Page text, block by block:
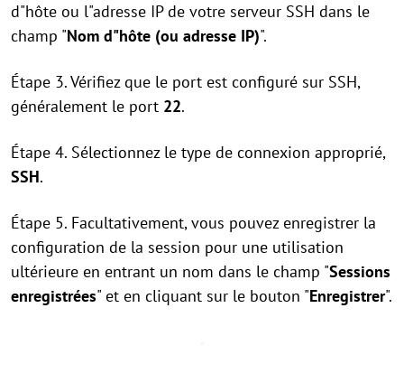
d"hôte ou l"adresse IP de votre serveur SSH dans le
champ "Nom d"hôte (ou adresse IP)".
Étape 3. Vérifiez que le port est configuré sur SSH,
généralement le port 22.
Étape 4. Sélectionnez le type de connexion approprié,
SSH.
Étape 5. Facultativement, vous pouvez enregistrer la
configuration de la session pour une utilisation
ultérieure en entrant un nom dans le champ "Sessions
enregistrées" et en cliquant sur le bouton "Enregistrer".